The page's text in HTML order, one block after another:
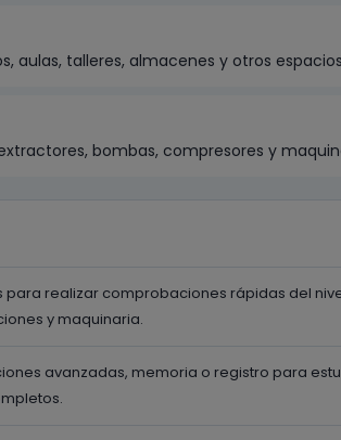
aulas, talleres, almacenes y otros
bombas, compresores y
para realizar comprobaciones rápidas del
y maquinaria.
avanzadas, memoria o registro para